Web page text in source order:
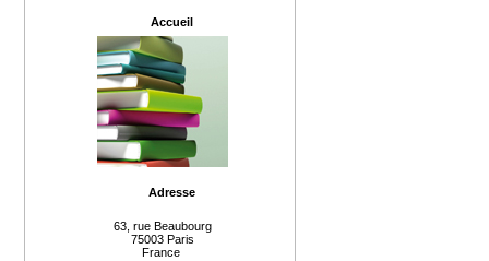
Accueil
Adresse
63, rue Beaubourg
75003 Paris
France